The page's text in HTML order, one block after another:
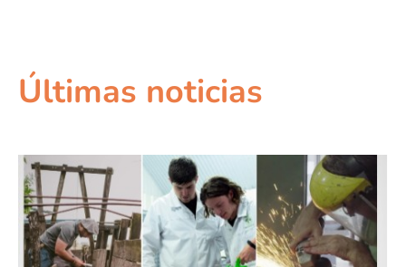
Últimas noticias